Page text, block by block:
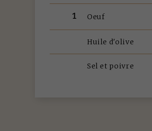
1 Oeuf
Huile d'olive
Sel et poivre